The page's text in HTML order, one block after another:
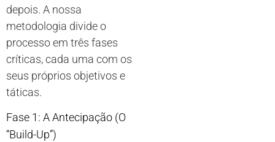
depois. A nossa
metodologia divide o
processo em três fases
críticas, cada uma com os
seus próprios objetivos e
táticas.
Fase 1: A Antecipação (O
“Build-Up”)